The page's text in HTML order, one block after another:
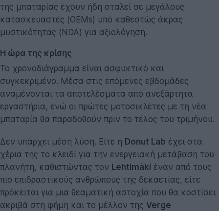
της μπαταρίας έχουν ήδη σταλεί σε μεγάλους
κατασκευαστές (OEMs) υπό καθεστώς άκρας
μυστικότητας (NDA) για αξιολόγηση.
Η ώρα της κρίσης
Το χρονοδιάγραμμα είναι ασφυκτικό και
συγκεκριμένο. Μέσα στις επόμενες εβδομάδες
αναμένονται τα αποτελέσματα από ανεξάρτητα
εργαστήρια, ενώ οι πρώτες μοτοσικλέτες με τη νέα
μπαταρία θα παραδοθούν πριν το τέλος του τριμήνου.
Δεν υπάρχει μέση λύση. Είτε η Donut Lab έχει στα
χέρια της το κλειδί για την ενεργειακή μετάβαση του
πλανήτη, καθιστώντας τον Lehtimäki έναν από τους
πιο επιδραστικούς ανθρώπους της δεκαετίας, είτε
πρόκειται για μια θεαματική αστοχία που θα κοστίσει
ακριβά στη φήμη και το μέλλον της Verge